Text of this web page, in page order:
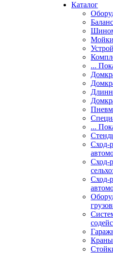
Каталог
Мойки
...
...
Сход-
Сход-
Сход-